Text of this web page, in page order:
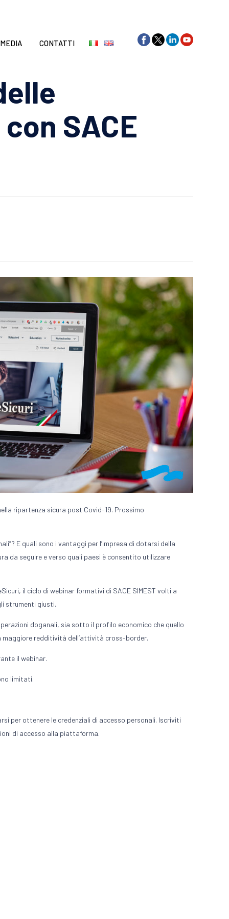
content
CONTATTI
SACE
ripartenza sicura post Covid-19. Prossimo
E quali sono i vantaggi per l’impresa di dotarsi della
da seguire e verso quali paesi è consentito utilizzare
il ciclo di webinar formativi di SACE SIMEST volti a
strumenti giusti.
doganali, sia sotto il profilo economico che quello
maggiore redditività dell’attività cross-border.
il webinar.
limitati.
per ottenere le credenziali di accesso personali. Iscriviti
di accesso alla piattaforma.